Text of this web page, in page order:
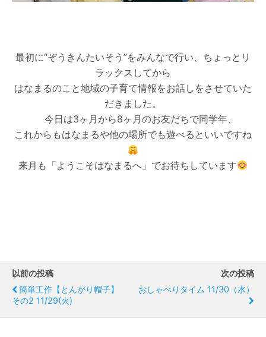
最初に“ぞうきんたいそう”をみんなで行い、ちょっとリ
ラックスしてから
はなまるのこと地域の子育て情報をお話しをさせていた
だきました。
今日は3ヶ月から8ヶ月のお友だちで同学年、
これからもはなまるや他の場所でも遊べるといいですね
来月も「ようこそはなまるへ」でお待ちしています
以前の投稿
簡単工作【とんがり帽子】
その2 11/29(火)
次の投稿
おしゃべりタイム 11/30（水）